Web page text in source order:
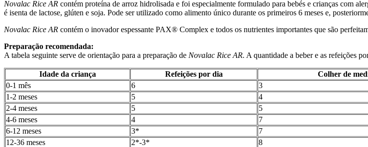
Novalac Rice AR contém proteína de arroz hidrolisada e foi especialmente formulado para bebés e crianças com
é isenta de lactose, glúten e soja. Pode ser utilizado como alimento único durante os primeiros 6 meses e,
Novalac Rice AR contém o inovador espessante PAX® Complex e todos os nutrientes importantes que são
Preparação recomendada:
A tabela seguinte serve de orientação para a preparação de Novalac Rice AR. A quantidade a beber e as refeições
Idade da criança Refeições por dia Colher de
0-1 mês
6 3
1-2 meses
5 4
2-4 meses
5 5
4-6 meses
4 7
6-12 meses
3* 7
12-36 meses
2*-3* 8